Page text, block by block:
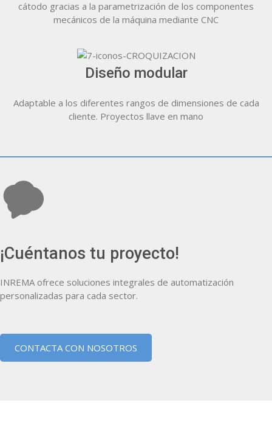
cátodo gracias a la parametrización de los componentes
mecánicos de la máquina mediante CNC
Diseño modular
Adaptable a los diferentes rangos de dimensiones de cada
cliente. Proyectos llave en mano
¡Cuéntanos tu proyecto!
INREMA ofrece soluciones integrales de automatización
personalizadas para cada sector.
CONTACTA CON NOSOTROS